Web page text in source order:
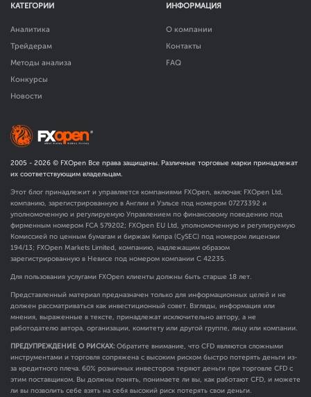
КАТЕГОРИИ
Аналитика
Трейдерам
Методы анализа
Конкурсы
Новости
ИНФОРМАЦИЯ
О компании
Контакты
FAQ
2005 - 2026 © FXOpen Все права защищены. Различные торговые марки принадлежат
их соответствующим владельцам.
Этот блог принадлежит и управляется компаниями FXOpen, включая: FXOpen Ltd,
компанию, зарегистрированную в Англии и Уэльсе под номером 07273392 и
уполномоченную и регулируемую Управлением по финансовому поведению под
фирменным номером FCA 579202; FXOpen EU Ltd, уполномоченную и регулируемую
Комиссией по ценным бумагам и биржам Кипра (CySEC) под номером лицензии
194/13; FXOpen Markets Limited, компанию, надлежащим образом
зарегистрированную в Невисе под номером компании C 42235.
Для пользования услугами FXOpen клиенты должны быть старше 18 лет.
Представленный материал предназначен только для информационных целей и не
должен рассматриваться как инвестиционный совет. Взгляды, информация или
мнения, выраженные в тексте, принадлежат исключительно автору, а не
работодателю автора, организации, комитету или другой группе, лицу или компании.
ПРЕДУПРЕЖДЕНИЕ О РИСКАХ: Обратите внимание, что CFD являются сложными
инструментами и торговля сопряжена с высоким риском быстро потерять деньги из-
за кредитного плеча. 60% розничных инвесторов теряют деньги при торговле CFD с
этим поставщиком. Вы должны понять, понимаете ли вы, как работают CFD, и можете
ли вы позволить себе взять на себя высокий риск потерять свои деньги.